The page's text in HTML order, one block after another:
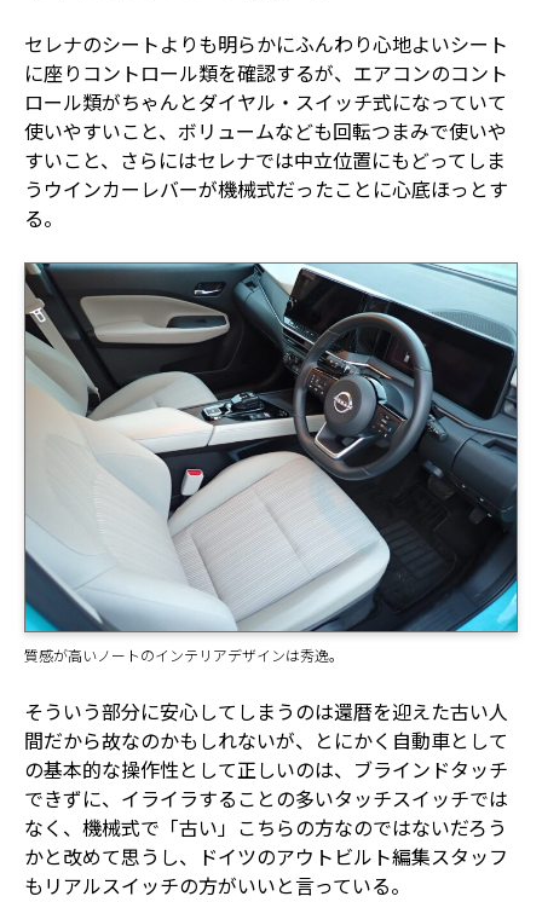
セレナのシートよりも明らかにふんわり心地よいシート
に座りコントロール類を確認するが、エアコンのコント
ロール類がちゃんとダイヤル・スイッチ式になっていて
使いやすいこと、ボリュームなども回転つまみで使いや
すいこと、さらにはセレナでは中立位置にもどってしま
うウインカーレバーが機械式だったことに心底ほっとす
る。
質感が高いノートのインテリアデザインは秀逸。
そういう部分に安心してしまうのは還暦を迎えた古い人
間だから故なのかもしれないが、とにかく自動車として
の基本的な操作性として正しいのは、ブラインドタッチ
できずに、イライラすることの多いタッチスイッチでは
なく、機械式で「古い」こちらの方なのではないだろう
かと改めて思うし、ドイツのアウトビルト編集スタッフ
もリアルスイッチの方がいいと言っている。